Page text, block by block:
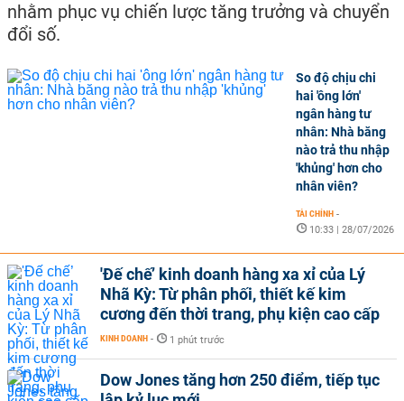
nhằm phục vụ chiến lược tăng trưởng và chuyển
đổi số.
So độ chịu chi
hai 'ông lớn'
ngân hàng tư
nhân: Nhà băng
nào trả thu nhập
'khủng' hơn cho
nhân viên?
TÀI CHÍNH -
10:33 | 28/07/2026
'Đế chế’ kinh doanh hàng xa xỉ của Lý
Nhã Kỳ: Từ phân phối, thiết kế kim
cương đến thời trang, phụ kiện cao cấp
KINH DOANH - 1 phút trước
Dow Jones tăng hơn 250 điểm, tiếp tục